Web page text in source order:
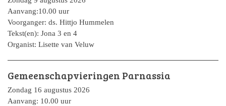
Aanvang:10.00 uur
Voorganger: ds. Hittjo Hummelen
Tekst(en): Jona 3 en 4
Organist: Lisette van Veluw
Gemeenschapvieringen Parnassia
Zondag 16 augustus 2026
Aanvang: 10.00 uur